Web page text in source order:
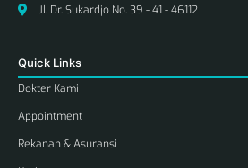
Jl. Dr. Sukardjo No. 39 - 41 - 46112
Quick Links
Dokter Kami
Appointment
Rekanan & Asuransi